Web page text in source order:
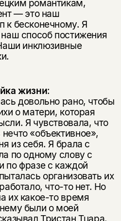
романтикам,
— это наш
к бесконечному. Я
способ постижения
инклюзивные
жизни:
довольно рано, чтобы
о матери, которая
Я чувствовала, что
«объективное»,
из себя. Я брала с
по одному слову с
по фразе с каждой
организовать их
что-то нет. Но
их какое-то время
были о моей
Тристан Тцара.